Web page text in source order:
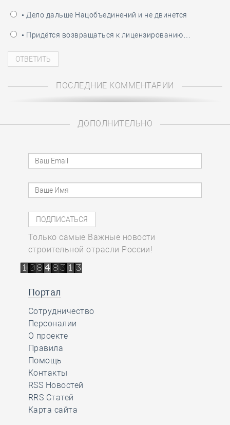
• Дело дальше Нацобъединений и не двинется
• Придётся возвращаться к лицензированию…
ПОСЛЕДНИЕ КОММЕНТАРИИ
ДОПОЛНИТЕЛЬНО
Только самые Важные новости
строительной отрасли России!
Портал
Сотрудничество
Персоналии
О проекте
Правила
Помощь
Контакты
RSS Новостей
RRS Статей
Карта сайта